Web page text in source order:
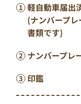
軽自動車届出
(ナンバープ
書類です)
ナンバープレ
印鑑